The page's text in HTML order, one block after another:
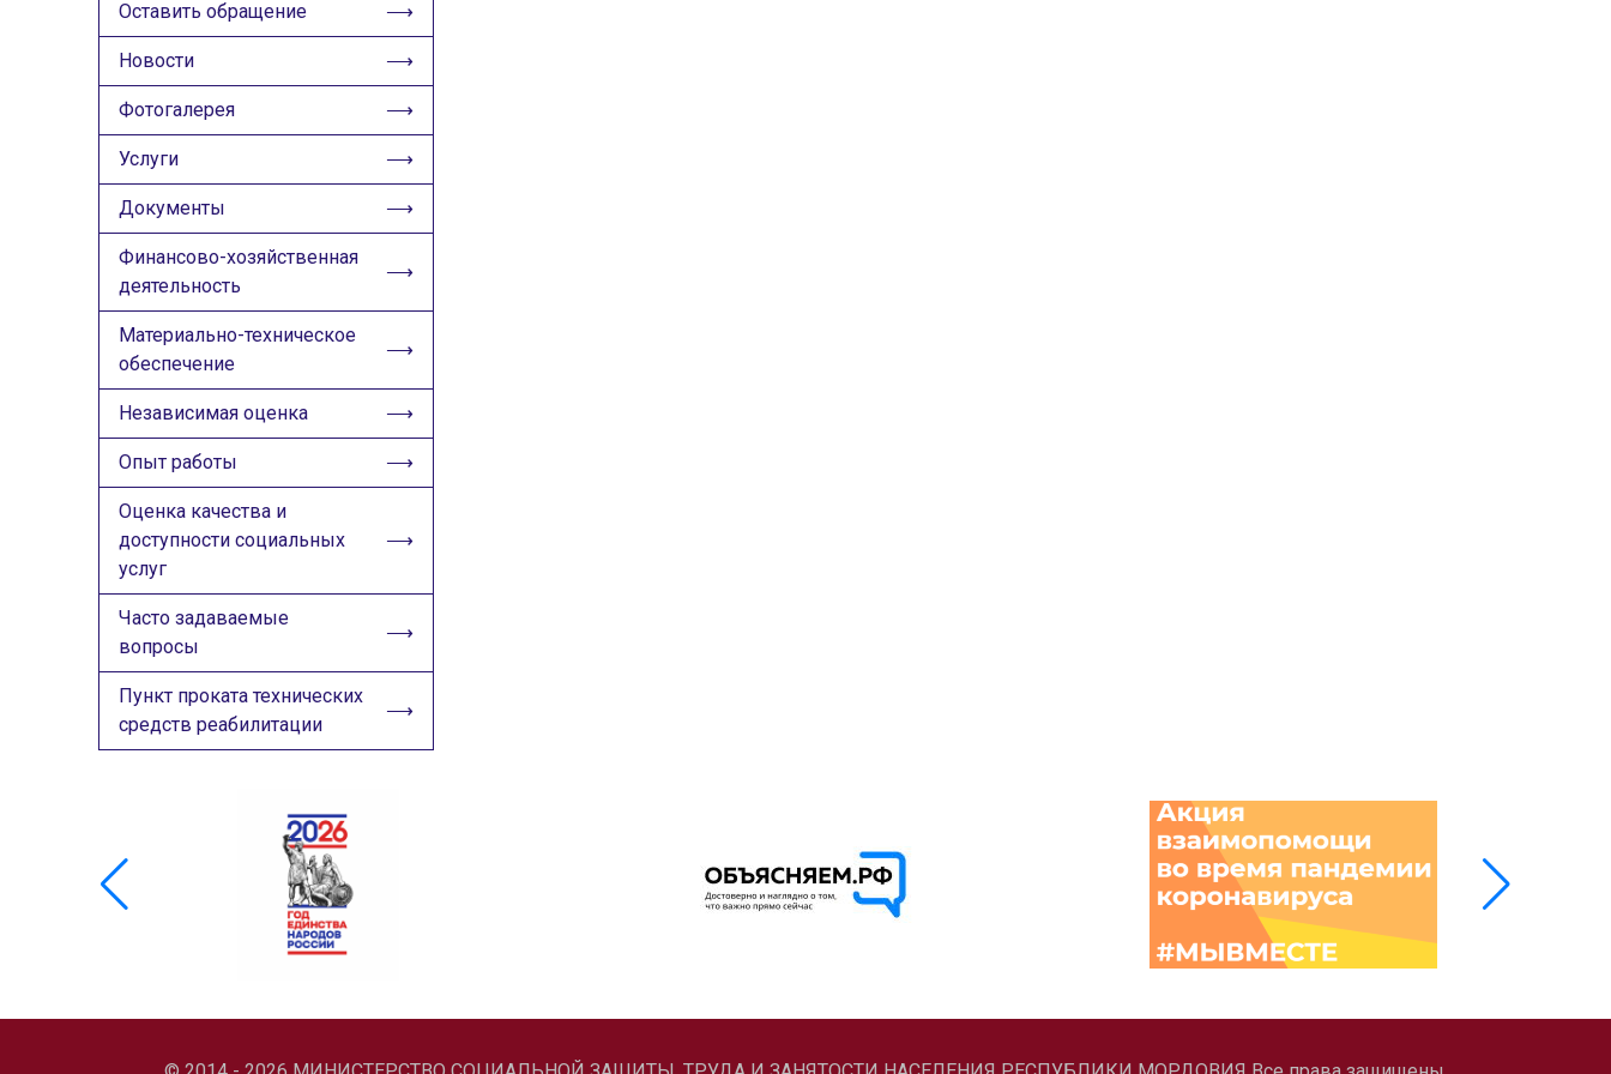
ИЗОБРАЖЕНИЯ
🔊 Включить озвучивание
Настройки по умолчанию
Оставить обращение
Новости
Фотогалерея
Услуги
Документы
Финансово-хозяйственная
деятельность
Материально-техническое
обеспечение
Независимая оценка
Опыт работы
Оценка качества и
доступности социальных
услуг
Часто задаваемые
вопросы
Пункт проката технических
средств реабилитации